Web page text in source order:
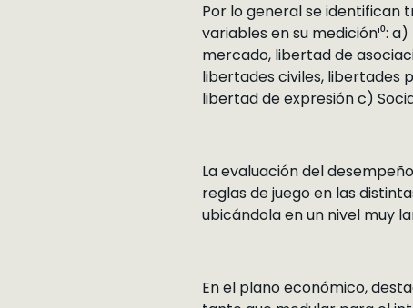
Por lo general se identifican
variables en su medición¹⁰:
mercado, libertad de
libertades civiles, libertades
libertad de expresión c)
La evaluación del
reglas de juego en las
ubicándola en un nivel muy
En el plano económico,